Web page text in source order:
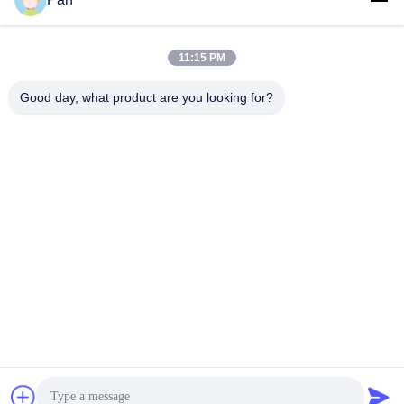
Telefoon
11:15 PM
Good day, what product are you looking for?